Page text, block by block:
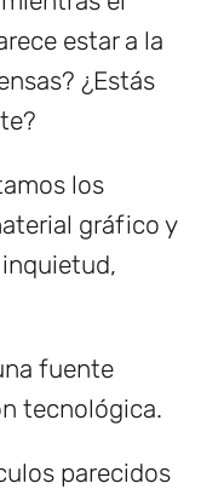
estar a la
¿Estás
los
gráfico y
fuente
tecnológica.
parecidos